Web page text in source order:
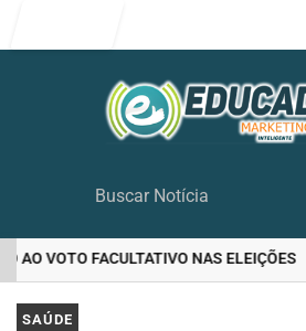
VOTO FACULTATIVO NAS ELEIÇÕES
EM ALTA
SAÚDE